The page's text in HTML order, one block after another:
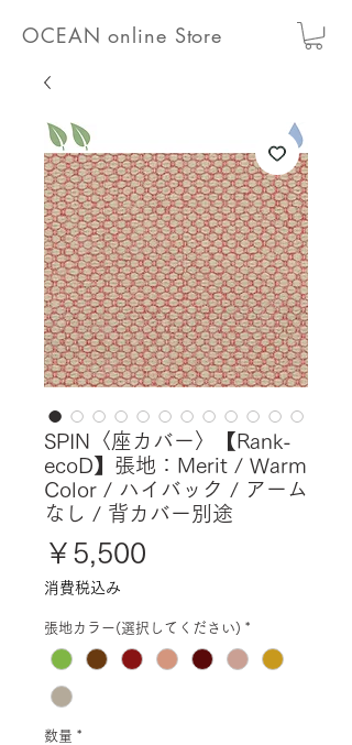
OCEAN online Store
SPIN〈座カバー〉【Rank-
ecoD】張地：Merit / Warm
Color / ハイバック / アーム
なし / 背カバー別途
￥5,500
消費税込み
張地カラー(選択してください) *
数量 *